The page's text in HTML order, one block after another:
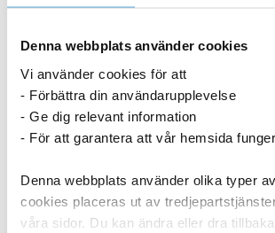
Denna webbplats använder cookies
Vi använder cookies för att
- Förbättra din användarupplevelse
- Ge dig relevant information
- För att garantera att vår hemsida
Denna webbplats använder olika typer
cookies placeras ut av
våra sidor. Du kan ändra eller dra
Rammagnet
För
Vägg
mängd
- +
6-8 dagar